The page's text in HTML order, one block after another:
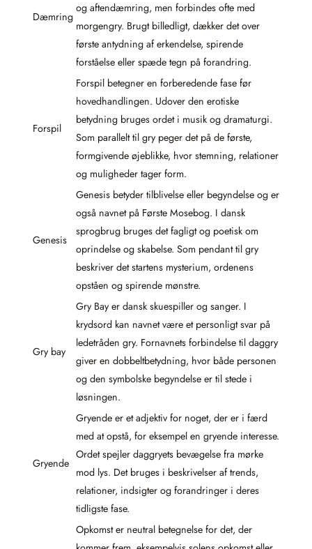
Dæmring
og aftendæmring, men forbindes ofte med
morgengry. Brugt billedligt, dækker det over
første antydning af erkendelse, spirende
forståelse eller spæde tegn på forandring.
Forspil
Forspil betegner en forberedende fase før
hovedhandlingen. Udover den erotiske
betydning bruges ordet i musik og dramaturgi.
Som parallelt til gry peger det på de første,
formgivende øjeblikke, hvor stemning, relationer
og muligheder tager form.
Genesis
Genesis betyder tilblivelse eller begyndelse og er
også navnet på Første Mosebog. I dansk
sprogbrug bruges det fagligt og poetisk om
oprindelse og skabelse. Som pendant til gry
beskriver det startens mysterium, ordenens
opståen og spirende mønstre.
Gry bay
Gry Bay er dansk skuespiller og sanger. I
krydsord kan navnet være et personligt svar på
ledetråden gry. Fornavnets forbindelse til daggry
giver en dobbeltbetydning, hvor både personen
og den symbolske begyndelse er til stede i
løsningen.
Gryende
Gryende er et adjektiv for noget, der er i færd
med at opstå, for eksempel en gryende interesse.
Ordet spejler daggryets bevægelse fra mørke
mod lys. Det bruges i beskrivelser af trends,
relationer, indsigter og forandringer i deres
tidligste fase.
Opkomst er neutral betegnelse for det, der